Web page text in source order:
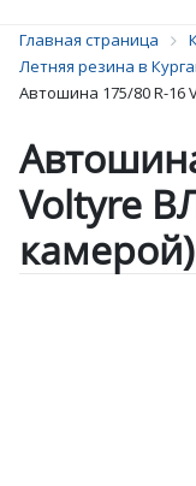
Главная страница
Летняя резина в
Автошина 175/80 R-16
Voltyre